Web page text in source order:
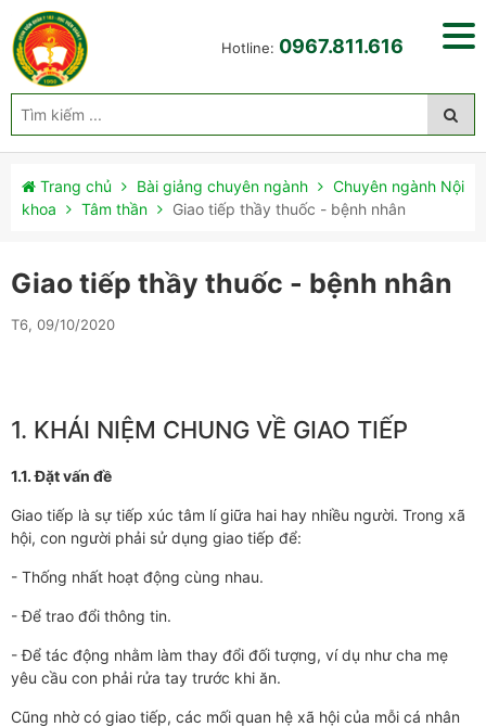
Hotline: 0967.811.616
Trang chủ Bài giảng chuyên ngành
Chuyên ngành Nội
khoa
Tâm thần Giao tiếp thầy thuốc - bệnh nhân
Giao tiếp thầy thuốc - bệnh nhân
T6, 09/10/2020
1. KHÁI NIỆM CHUNG VỀ GIAO TIẾP
1.1. Đặt vấn đề
Giao tiếp là sự tiếp xúc tâm lí giữa hai hay nhiều người. Trong xã
hội, con người phải sử dụng giao tiếp để:
- Thống nhất hoạt động cùng nhau.
- Để trao đổi thông tin.
- Để tác động nhằm làm thay đổi đối tượng, ví dụ như cha mẹ
yêu cầu con phải rửa tay trước khi ăn.
Cũng nhờ có giao tiếp, các mối quan hệ xã hội của mỗi cá nhân